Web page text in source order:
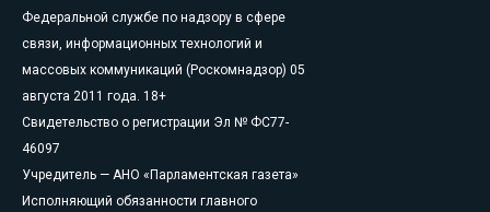
Федеральной службе по надзору в сфере
связи, информационных технологий и
массовых коммуникаций (Роскомнадзор) 05
августа 2011 года. 18+
Свидетельство о регистрации Эл № ФС77-
46097
Учредитель — АНО «Парламентская газета»
Исполняющий обязанности главного